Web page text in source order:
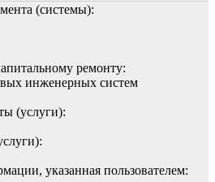
(системы):
ремонту:
инженерных систем
(услуги):
указанная пользователем: